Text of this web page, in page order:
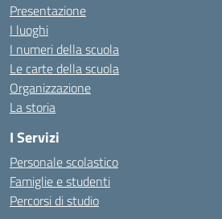
Presentazione
I luoghi
I numeri della scuola
Le carte della scuola
Organizzazione
La storia
I Servizi
Personale scolastico
Famiglie e studenti
Percorsi di studio